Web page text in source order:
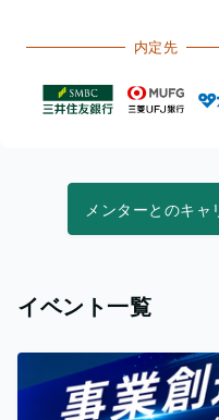
内定先
メンターとのキ
イベント一覧